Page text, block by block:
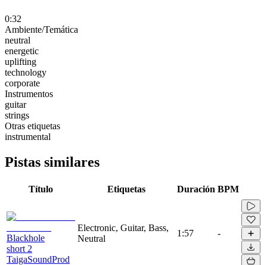
0:32
Ambiente/Temática
neutral
energetic
uplifting
technology
corporate
Instrumentos
guitar
strings
Otras etiquetas
instrumental
Pistas similares
Título Etiquetas Duración BPM
Blackhole
short 2
TaigaSoundProd
Electronic, Guitar, Bass,
Neutral
1:57 -